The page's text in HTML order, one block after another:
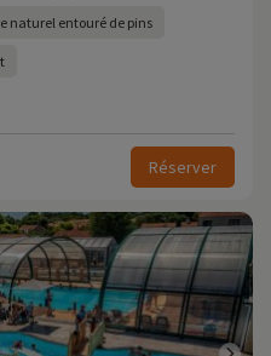
naturel entouré de pins
Réserver